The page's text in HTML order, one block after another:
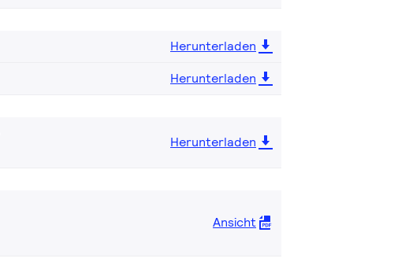
Herunterladen
Herunterladen
Herunterladen
Ansicht